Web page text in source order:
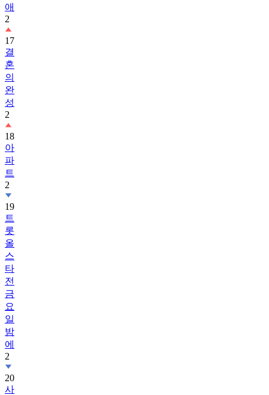
애
2
17
결
혼
의
완
성
2
18
아
파
트
2
19
트
롯
올
스
타
전
금
요
일
밤
에
2
20
사